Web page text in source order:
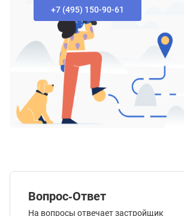
Вопрос-Ответ
На вопросы отвечает застройщик
+7 (495) 150-90-61‬